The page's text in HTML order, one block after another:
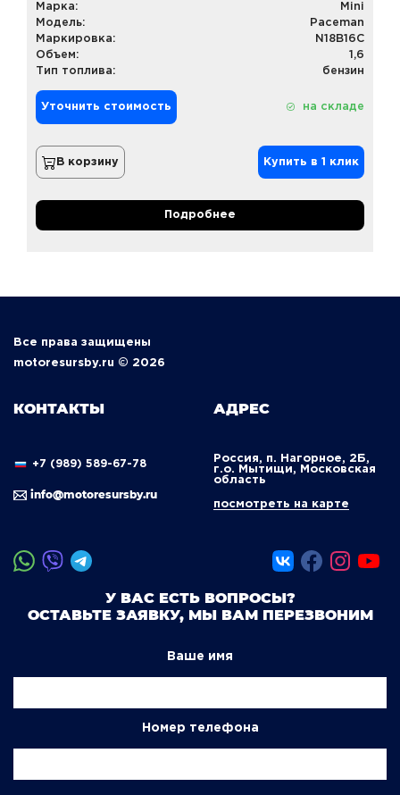
Марка:
Mini
Модель:
Paceman
Маркировка:
N18B16C
Объем:
1,6
Тип топлива:
бензин
Уточнить стоимость на складе
В корзину Купить в 1 клик
Подробнее
Все права защищены
motoresursby.ru © 2026
КОНТАКТЫ
+7 (989) 589-67-78
info@motoresursby.ru
АДРЕС
Россия, п. Нагорное, 2Б,
г.о. Мытищи, Московская
область
посмотреть на карте
У ВАС ЕСТЬ ВОПРОСЫ?
ОСТАВЬТЕ ЗАЯВКУ, МЫ ВАМ ПЕРЕЗВОНИМ
Ваше имя
Номер телефона